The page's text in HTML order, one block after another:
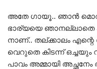
അതേ ഗായൂ.. ഞാൻ
ഭാര്യയെ ഞാനല്ലാതെ
നാണ്.. തല്ക്കാലം
വെറുതെ കിടന്ന്
പാവം അമ്മായി അച്ഛനേം